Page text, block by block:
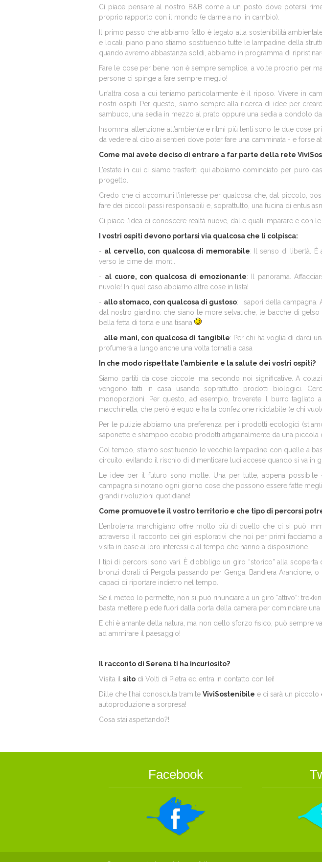
Ci piace pensare al nostro B&B come a un posto dove potersi
proprio rapporto con il mondo (e darne a noi in cambio).
Il primo passo che abbiamo fatto è legato alla sostenibilità
e locali, piano piano stiamo sostituendo tutte le lampadine della
quando avremo abbastanza soldi, abbiamo in programma di
Fare le cose per bene non è sempre semplice, a volte proprio per
persone ci spinge a fare sempre meglio!
Un’altra cosa a cui teniamo particolarmente è il riposo. Vivere in
nostri ospiti. Per questo, siamo sempre alla ricerca di idee per
sambuco, una sedia in mezzo al prato oppure una sedia a dondolo
Insomma, attenzione all’ambiente e ritmi più lenti sono le due cose
da vedere al cibo ai sentieri dove poter fare una camminata - e forse
Come mai avete deciso di entrare a far parte della rete
L’estate in cui ci siamo trasferiti qui abbiamo cominciato per puro
progetto.
Credo che ci accomuni l’interesse per qualcosa che, dal piccolo,
fare dei piccoli passi responsabili e, soprattutto, una fucina di
Ci piace l’idea di conoscere realtà nuove, dalle quali imparare e
I vostri ospiti devono portarsi via qualcosa che li colpisca:
- al cervello, con qualcosa di memorabile: Il senso di libertà. È
verso le cime dei monti.
- al cuore, con qualcosa di emozionante: Il panorama.
nuvole! In quel caso abbiamo altre cose in lista!
- allo stomaco, con qualcosa di gustoso: I sapori della
dal nostro giardino: che siano le more selvatiche, le bacche di
bella fetta di torta e una tisana
- alle mani, con qualcosa di tangibile: Per chi ha voglia di darci
profumerà a lungo anche una volta tornati a casa
In che modo rispettate l’ambiente e la salute dei vostri ospiti?
Siamo partiti da cose piccole, ma secondo noi significative. A
vengono fatti in casa usando soprattutto prodotti biologici.
monoporzioni. Per questo, ad esempio, troverete il burro
macchinetta, che però è equo e ha la confezione riciclabile (e chi
Per le pulizie abbiamo una preferenza per i prodotti ecologici
saponette e shampoo ecobio prodotti artigianalmente da una piccola
Col tempo, stiamo sostituendo le vecchie lampadine con quelle a
circuito, evitando il rischio di dimenticare luci accese quando si va in
Le idee per il futuro sono molte. Una per tutte, appena
campagna si notano ogni giorno cose che possono essere fatte
grandi rivoluzioni quotidiane!
Come promuovete il vostro territorio e che tipo di percorsi
L’entroterra marchigiano offre molto più di quello che ci si può
attraverso il racconto dei giri esplorativi che noi per primi
visita in base ai loro interessi e al tempo che hanno a disposizione.
I tipi di percorsi sono vari. È d’obbligo un giro “storico” alla
bronzi dorati di Pergola passando per Genga, Bandiera
capaci di riportare indietro nel tempo.
Se il meteo lo permette, non si può rinunciare a un giro “attivo”:
basta mettere piede fuori dalla porta della camera per cominciare una
E chi è amante della natura, ma non dello sforzo fisico, può sempre
ad ammirare il paesaggio!
Il racconto di Serena ti ha incuriosito?
Visita il sito di Volti di Pietra ed entra in contatto con lei!
Dille che l’hai conosciuta tramite ViviSostenibile e ci sarà un piccolo
autoproduzione a sorpresa!
Cosa stai aspettando?!
Facebook